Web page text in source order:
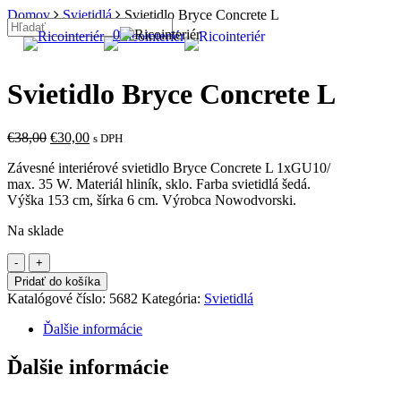
Skip
to
main
Close
search
0Menu
Domov Svietidlá
Svietidlo Bryce Concrete L
Zľava!
Svietidlo Bryce Concrete L
€38,00 Pôvodná
bola:
€38,00.
€30,00Aktuálna
je:
€30,00.
s DPH
Závesné interiérové svietidlo Bryce Concrete L 1xGU10/
max. 35 W. Materiál hliník, sklo. Farba svietidlá šedá.
Výška 153 cm, šírka 6 cm. Výrobca Nowodvorski.
Na sklade
množstvo
Svietidlo
Bryce
Concrete
L
Pridať do košíka
Katalógové číslo: 5682 Kategória: Svietidlá
Ďalšie informácie
Ďalšie informácie